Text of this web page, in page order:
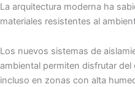
La arquitectura moderna ha
materiales resistentes al
Los nuevos sistemas de
ambiental permiten disfrutar
incluso en zonas con alta